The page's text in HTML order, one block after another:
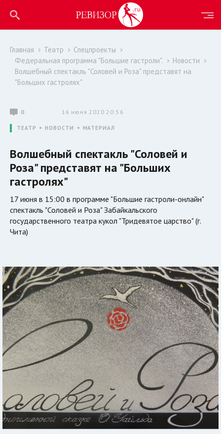
Главная Театр
Спецпроекты
Федеральная программа "Большие гастроли".
Новости
Волшебный спектакль "Соловей и Роза" представят на
"Больших гастролях"
0 16 июня 2020 20:56
ТЕАТР НОВОСТИ МАТЕРИАЛ
Волшебный спектакль "Соловей и
Роза" представят на "Больших
гастролях"
17 июня в 15:00 в программе "Большие гастроли-онлайн"
спектакль "Соловей и Роза" Забайкальского
государственного театра кукол "Тридевятое царство" (г.
Чита)